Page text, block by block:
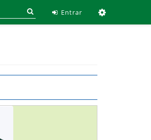
Entrar